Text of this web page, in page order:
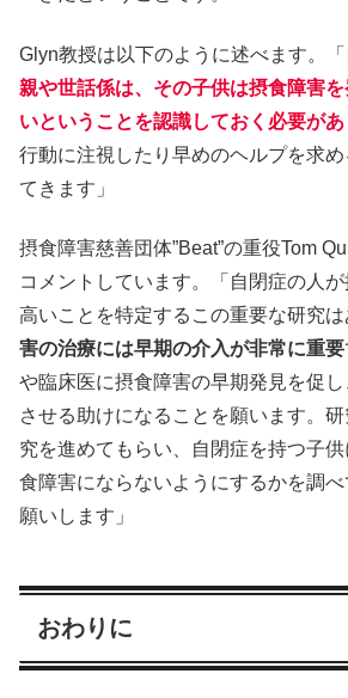
Glyn教授は以下のように述べます。「
親や世話係は、その子供は摂食障害
いということを認識しておく必要があ
行動に注視したり早めのヘルプを求
てきます」
摂食障害慈善団体”Beat”の重役Tom
コメントしています。「自閉症の人
高いことを特定するこの重要な研究は
害の治療には早期の介入が非常に重要
や臨床医に摂食障害の早期発見を促
させる助けになることを願います。
究を進めてもらい、自閉症を持つ子
食障害にならないようにするかを調
願いします」
おわりに